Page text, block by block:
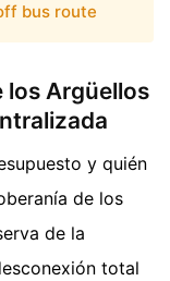
bus route
los Argüellos
y quién
de los
de la
total